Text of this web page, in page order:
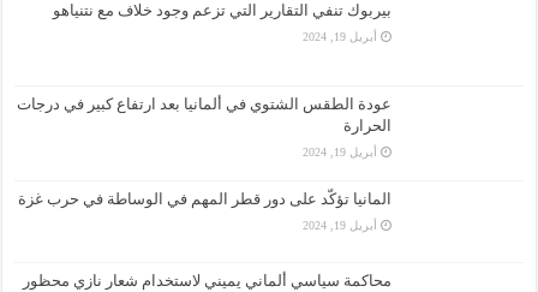
بيربوك تنفي التقارير التي تزعم وجود خلاف مع نتنياهو
أبريل 19, 2024
عودة الطقس الشتوي في ألمانيا بعد ارتفاع كبير في درجات
الحرارة
أبريل 19, 2024
المانيا تؤكّد على دور قطر المهم في الوساطة في حرب غزة
أبريل 19, 2024
محاكمة سياسي ألماني يميني لاستخدام شعار نازي محظور